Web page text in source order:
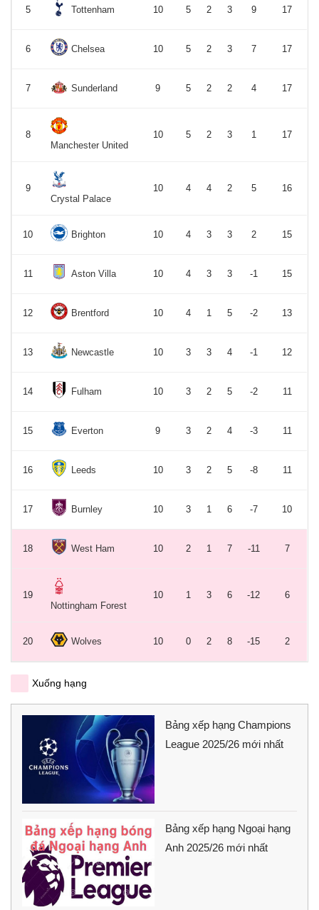
5 Tottenham 10 5 2 3 9 17
6 Chelsea 10 5 2 3 7 17
7 Sunderland 9 5 2 2 4 17
8
Manchester United
10 5 2 3 1 17
9
Crystal Palace
10 4 4 2 5 16
10 Brighton 10 4 3 3 2 15
11 Aston Villa 10 4 3 3 -1 15
12 Brentford 10 4 1 5 -2 13
13 Newcastle 10 3 3 4 -1 12
14 Fulham 10 3 2 5 -2 11
15 Everton 9 3 2 4 -3 11
16 Leeds 10 3 2 5 -8 11
17 Burnley 10 3 1 6 -7 10
18 West Ham 10 2 1 7 -11 7
19
Nottingham Forest
10 1 3 6 -12 6
20 Wolves 10 0 2 8 -15 2
Xuống hạng
Bảng xếp hạng Champions
League 2025/26 mới nhất
Bảng xếp hạng Ngoại hạng
Anh 2025/26 mới nhất